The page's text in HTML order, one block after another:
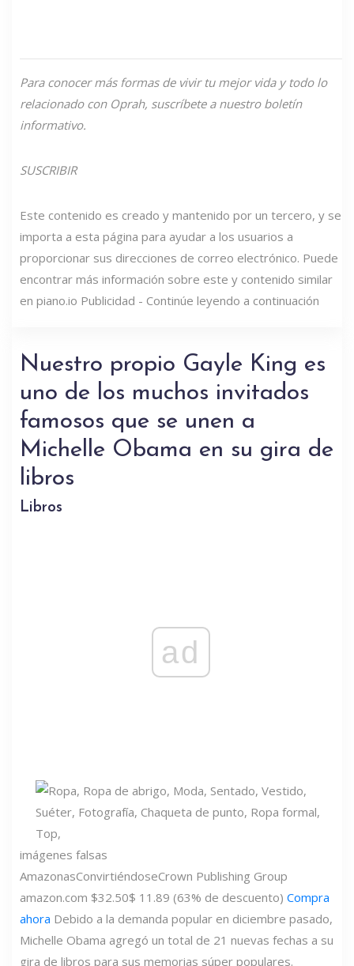
Para conocer más formas de vivir tu mejor vida y todo lo
relacionado con Oprah, suscríbete a nuestro boletín
informativo.
SUSCRIBIR
Este contenido es creado y mantenido por un tercero, y se
importa a esta página para ayudar a los usuarios a
proporcionar sus direcciones de correo electrónico. Puede
encontrar más información sobre este y contenido similar
en piano.io Publicidad - Continúe leyendo a continuación
Nuestro propio Gayle King es
uno de los muchos invitados
famosos que se unen a
Michelle Obama en su gira de
libros
Libros
ad
imágenes falsas
AmazonasConvirtiéndoseCrown Publishing Group
amazon.com $32.50$ 11.89 (63% de descuento) Compra
ahora Debido a la demanda popular en diciembre pasado,
Michelle Obama agregó un total de 21 nuevas fechas a su
gira de libros para sus memorias súper populares.